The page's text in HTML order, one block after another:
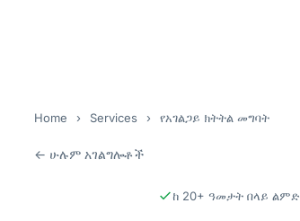
Home › Services › የአገልጋይ ክትትል መግባት
← ሁሉም አገልግሎቶች
ከ 20+ ዓመታት በላይ ልምድ